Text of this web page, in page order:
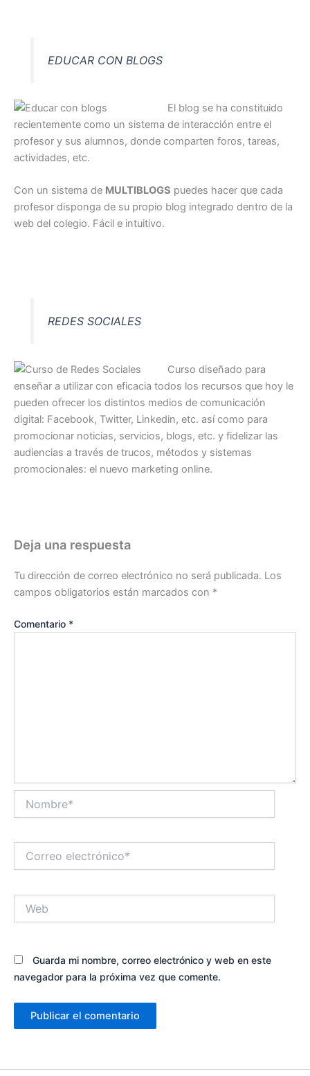
EDUCAR CON BLOGS
El blog se ha constituido
recientemente como un sistema de interacción entre el
profesor y sus alumnos, donde comparten foros, tareas,
actividades, etc.
Con un sistema de MULTIBLOGS puedes hacer que cada
profesor disponga de su propio blog integrado dentro de la
web del colegio. Fácil e intuitivo.
REDES SOCIALES
Curso diseñado para
enseñar a utilizar con eficacia todos los recursos que hoy le
pueden ofrecer los distintos medios de comunicación
digital: Facebook, Twitter, Linkedin, etc. así como para
promocionar noticias, servicios, blogs, etc. y fidelizar las
audiencias a través de trucos, métodos y sistemas
promocionales: el nuevo marketing online.
Deja una respuesta
Tu dirección de correo electrónico no será publicada. Los
campos obligatorios están marcados con *
Comentario *
electrónico*
Guarda mi nombre, correo electrónico y web en este
navegador para la próxima vez que comente.